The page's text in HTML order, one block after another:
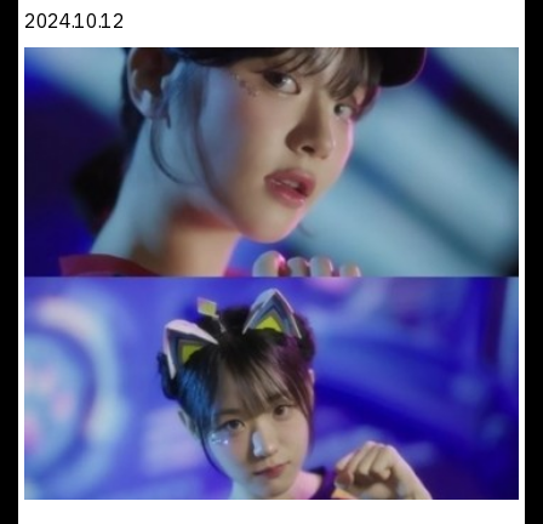
2024.10.12